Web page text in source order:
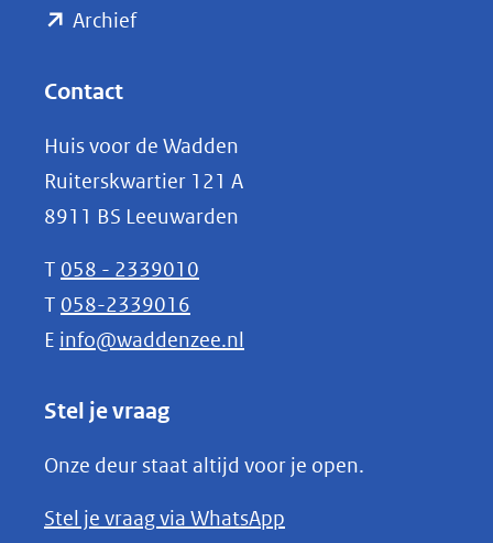
Archief(opent
(verwijst
naar
een
andere
website)
Contact
Huis voor de Wadden
Ruiterskwartier 121 A
8911 BS Leeuwarden
T 058 - 2339010
T 058-2339016
E info@waddenzee.nl
Stel je vraag
Onze deur staat altijd voor je open.
Stel je vraag via WhatsApp